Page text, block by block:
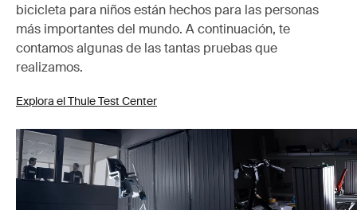
bicicleta para niños están hechos para las personas
más importantes del mundo. A continuación, te
contamos algunas de las tantas pruebas que
realizamos.
Explora el Thule Test Center